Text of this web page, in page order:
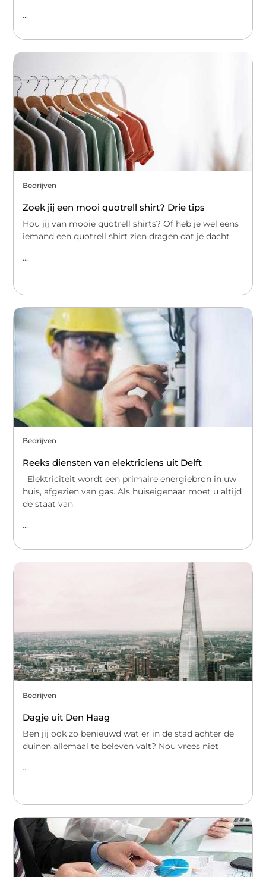
...
Bedrijven
Zoek jij een mooi quotrell shirt? Drie tips
Hou jij van mooie quotrell shirts? Of heb je wel eens
iemand een quotrell shirt zien dragen dat je dacht
...
Bedrijven
Reeks diensten van elektriciens uit Delft
Elektriciteit wordt een primaire energiebron in uw
huis, afgezien van gas. Als huiseigenaar moet u altijd
de staat van
...
Bedrijven
Dagje uit Den Haag
Ben jij ook zo benieuwd wat er in de stad achter de
duinen allemaal te beleven valt? Nou vrees niet
...